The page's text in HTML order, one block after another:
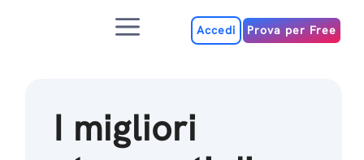
MenuAccedi Prova per Free
I migliori